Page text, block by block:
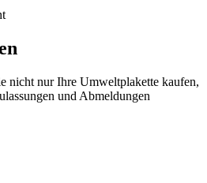
nicht nur Ihre Umweltplakette kaufen,
und Abmeldungen